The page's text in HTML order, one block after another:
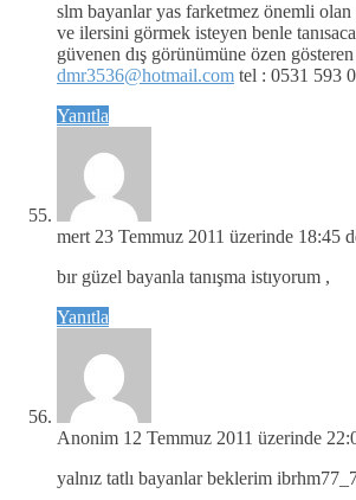
slm bayanlar yas farketmez önemli
ve ilersini görmek isteyen benle
güvenen dış görünümüne özen
dmr3536@hotmail.com tel : 0531 593
Yanıtla
mert 23 Temmuz 2011 üzerinde 18:45
bır güzel bayanla tanışma istıyorum ,
Yanıtla
Anonim 12 Temmuz 2011 üzerinde
yalnız tatlı bayanlar beklerim